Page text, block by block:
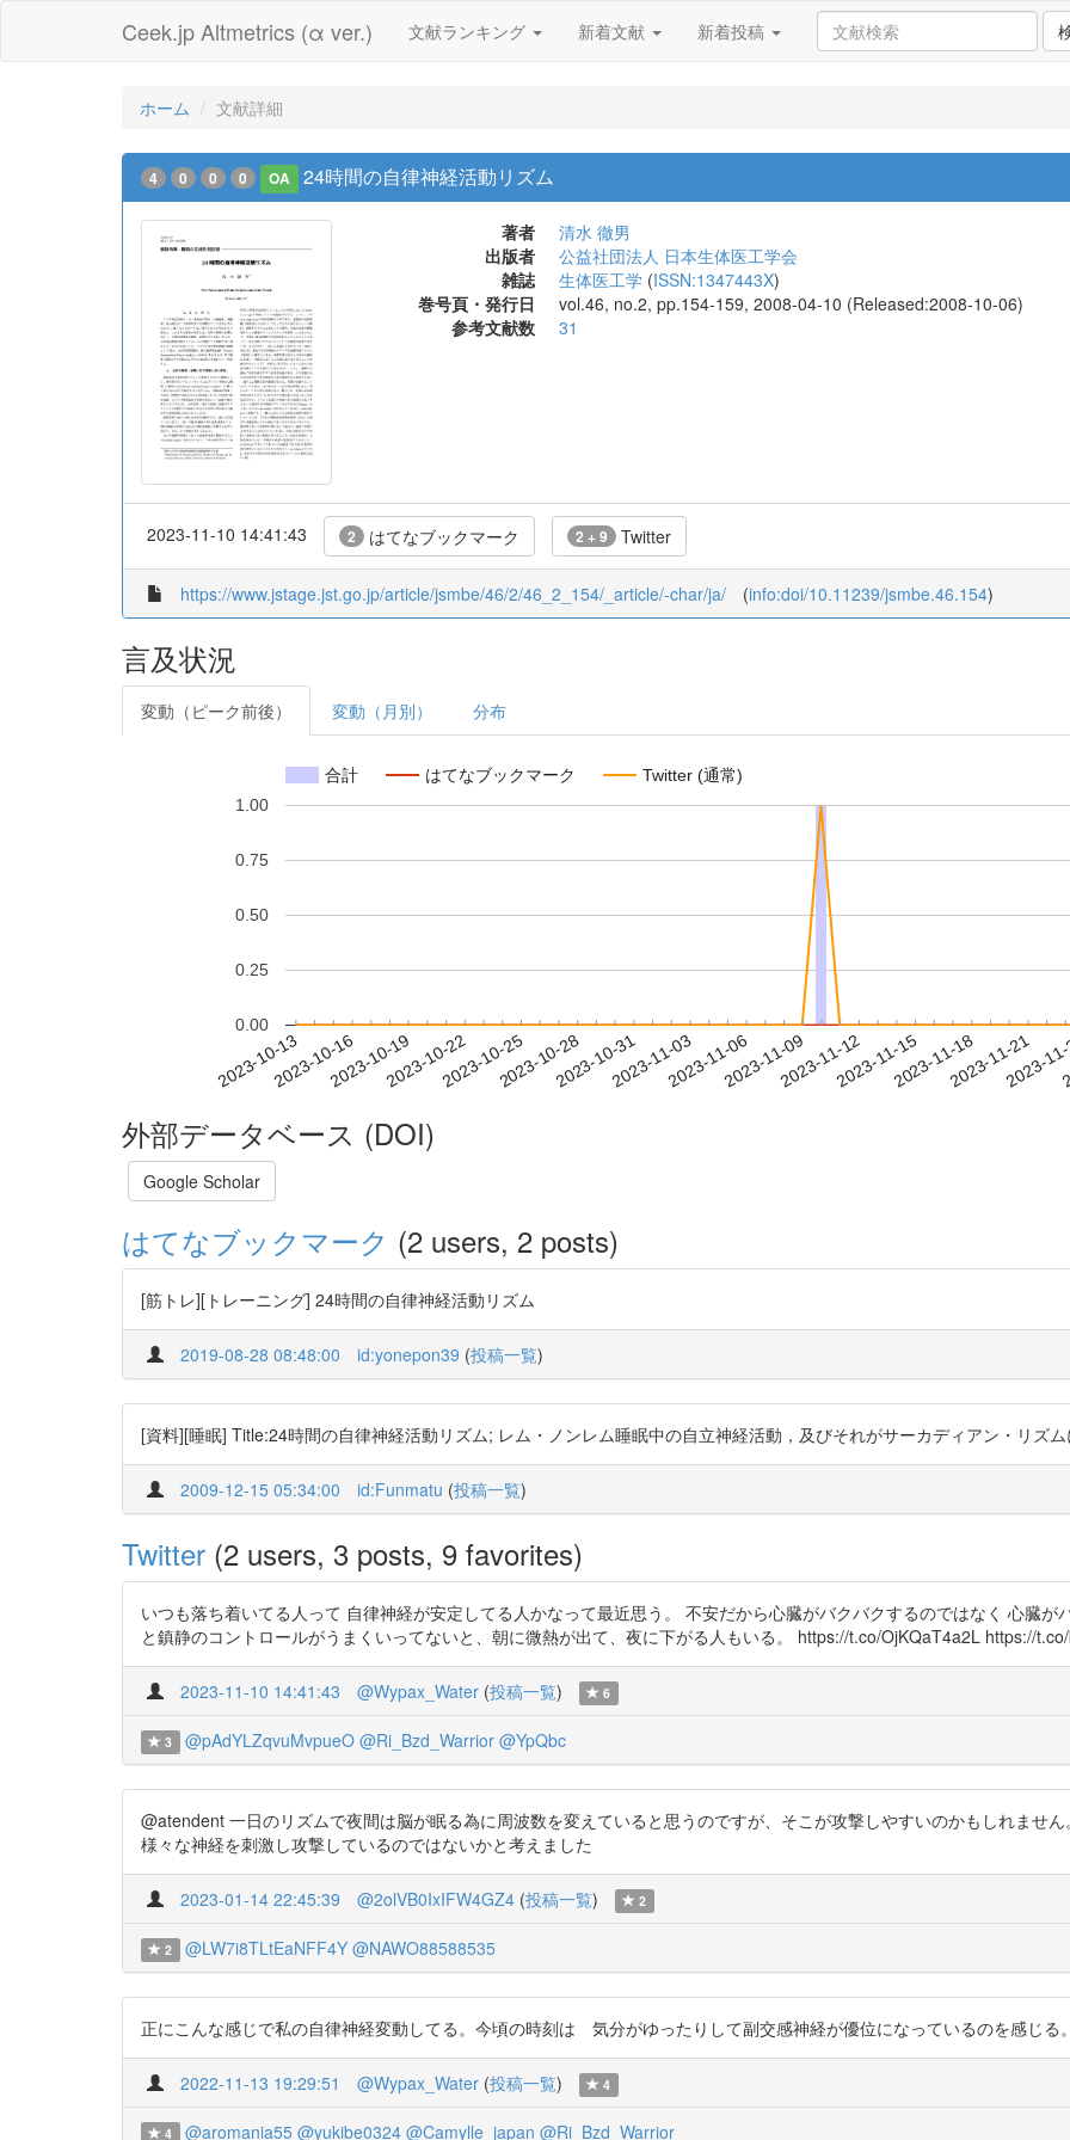
Ceek.jp Altmetrics (α ver.) 文献ランキング 新着文献 新着投稿
ホーム 文献詳細
4 0 0 0 OA 24時間の自律神経活動リズム
著者
清水 徹男
出版者
公益社団法人 日本生体医工学会
雑誌
生体医工学 (ISSN:1347443X)
巻号頁・発行日
vol.46, no.2, pp.154-159, 2008-04-10 (Released:2008-10-06)
参考文献数
31
2023-11-10 14:41:43 2 はてなブックマーク 2 + 9 Twitter
https://www.jstage.jst.go.jp/article/jsmbe/46/2/46_2_154/_article/-char/ja/ (info:doi/10.11239/jsmbe.46.154)
言及状況
変動（ピーク前後） 変動（月別） 分布
合計 はてなブックマーク Twitter (通常)
2023-10-132023-10-162023-10-192023-10-222023-10-252023-10-282023-10-312023-11-032023-11-062023-11-092023-11-122023-11-152023-11-182023-11-21
2023-
0.00
0.25
0.50
0.75
1.00
外部データベース (DOI)
Google Scholar
はてなブックマーク (2 users, 2 posts)
[筋トレ][トレーニング] 24時間の自律神経活動リズム
2019-08-28 08:48:00 id:yonepon39 (投稿一覧)
[資料][睡眠] Title:24時間の自律神経活動リズム; レム・ノンレム睡眠中の自立神経活動，及びそれがサーカディアン・リズム
2009-12-15 05:34:00 id:Funmatu (投稿一覧)
Twitter (2 users, 3 posts, 9 favorites)
いつも落ち着いてる人って 自律神経が安定してる人かなって最近思う。 不安だから心臓がバクバクするのではなく 心臓
と鎮静のコントロールがうまくいってないと、朝に微熱が出て、夜に下がる人もいる。 https://t.co/OjKQaT4a2L https://
2023-11-10 14:41:43 @Wypax_Water (投稿一覧) 6
3 @pAdYLZqvuMvpueO @Ri_Bzd_Warrior @YpQbc
@atendent 一日のリズムで夜間は脳が眠る為に周波数を変えていると思うのですが、そこが攻撃しやすいのかもしれませ
様々な神経を刺激し攻撃しているのではないかと考えました
2023-01-14 22:45:39 @2olVB0IxIFW4GZ4 (投稿一覧) 2
2 @LW7i8TLtEaNFF4Y @NAWO88588535
正にこんな感じで私の自律神経変動してる。今頃の時刻は 気分がゆったりして副交感神経が優位になっているのを感じ
2022-11-13 19:29:51 @Wypax_Water (投稿一覧) 4
4 @aromania55 @yukibe0324 @Camylle_japan @Ri_Bzd_Warrior